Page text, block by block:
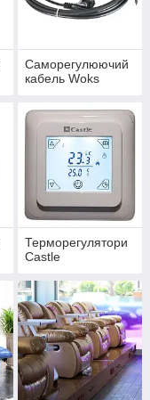
Саморегулюючий
кабель Woks
Терморегулятори
Castle